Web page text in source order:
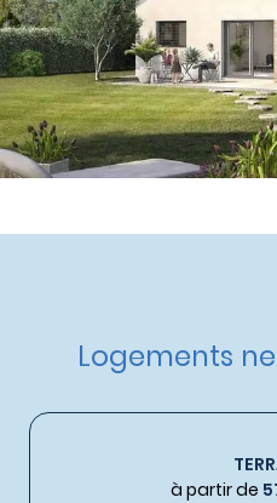
Livraison :Non
Etat d'avancement :NC
Demande de
Logements
à partir de